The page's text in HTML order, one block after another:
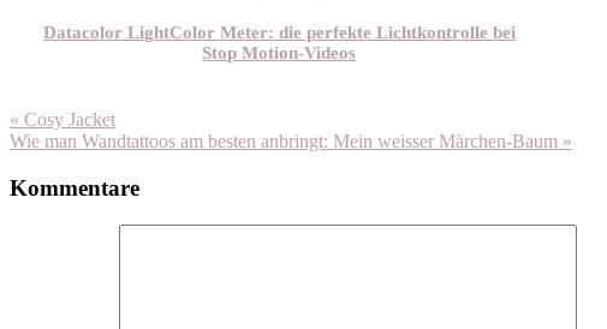
Datacolor LightColor Meter: die perfekte Lichtkontrolle bei
Stop Motion-Videos
« Cosy Jacket
Wie man Wandtattoos am besten anbringt: Mein weisser Märchen-Baum »
Kommentare